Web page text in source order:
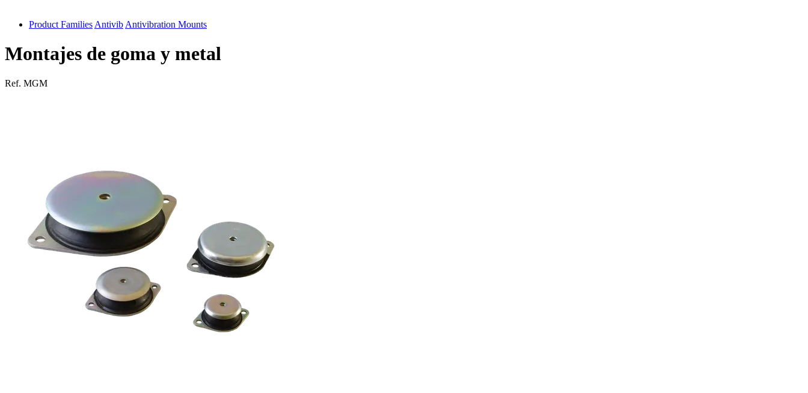
antivib
isolfix
Product Families Antivib Antivibration Mounts
Montajes de goma y metal
Ref. MGM